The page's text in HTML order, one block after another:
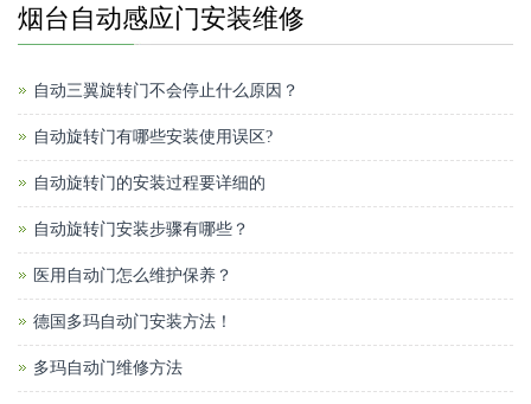
烟台自动感应门安装维修
自动三翼旋转门不会停止什么原因？
自动旋转门有哪些安装使用误区?
自动旋转门的安装过程要详细的
自动旋转门安装步骤有哪些？
医用自动门怎么维护保养？
德国多玛自动门安装方法！
多玛自动门维修方法